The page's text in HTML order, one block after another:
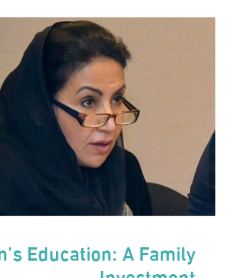
Education: A Family